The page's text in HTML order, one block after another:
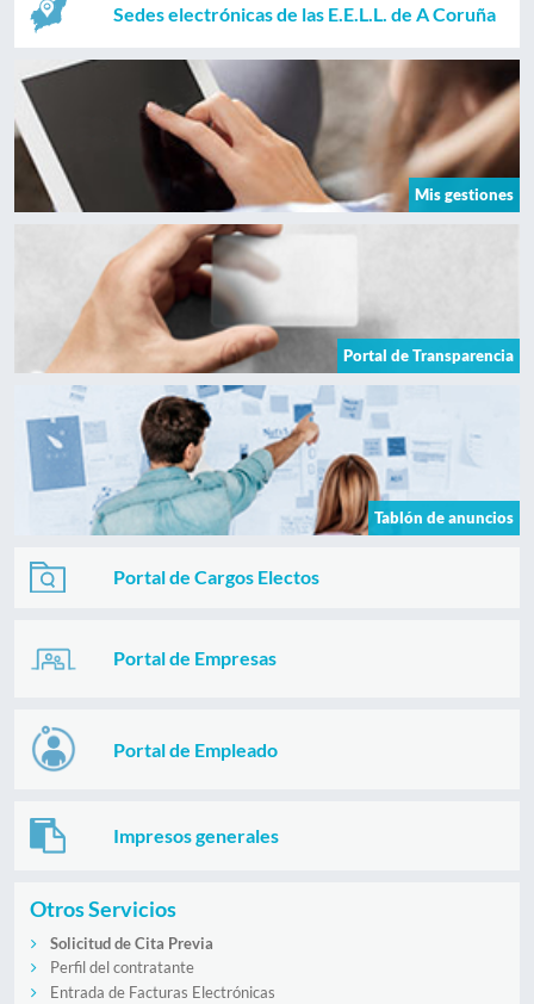
Sedes electrónicas de las E.E.L.L. de A Coruña
Mis gestiones
Portal de Transparencia
Tablón de anuncios
Portal de Cargos Electos
Portal de Empresas
Portal de Empleado
Impresos generales
Otros Servicios
Solicitud de Cita Previa
Perfil del contratante
Entrada de Facturas Electrónicas